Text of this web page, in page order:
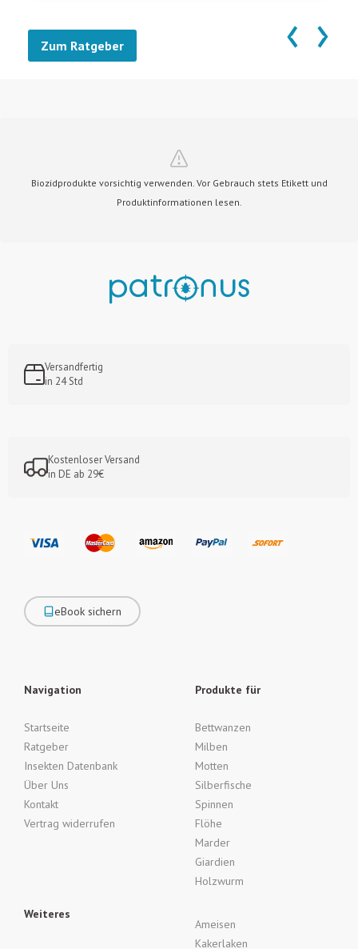
‹ ›
Zum Ratgeber
Versandfertig
in 24 Std
Kostenloser Versand
in DE ab 29€
eBook sichern
Navigation
Startseite
Ratgeber
Insekten Datenbank
Über Uns
Kontakt
Vertrag widerrufen
Produkte für
Bettwanzen
Milben
Motten
Silberfische
Spinnen
Flöhe
Marder
Giardien
Holzwurm
Weiteres
Ameisen
Kakerlaken
Biozidprodukte vorsichtig verwenden. Vor Gebrauch stets Etikett und
Produktinformationen lesen.